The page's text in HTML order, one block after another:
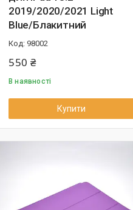
2019/2020/2021 Light
Blue/Блакитний
98002
550 ₴
В наявності
Купити